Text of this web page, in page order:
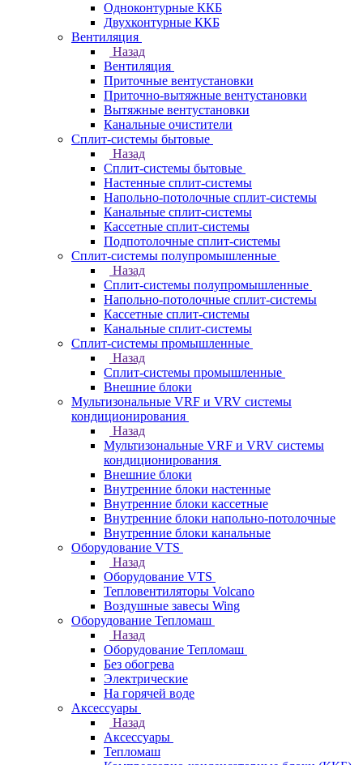
Одноконтурные ККБ
Двухконтурные ККБ
Вентиляция
Назад
Вентиляция
Приточные вентустановки
Приточно-вытяжные вентустановки
Вытяжные вентустановки
Канальные очистители
Сплит-системы бытовые
Назад
Сплит-системы бытовые
Настенные сплит-системы
Напольно-потолочные сплит-системы
Канальные сплит-системы
Кассетные сплит-системы
Подпотолочные сплит-системы
Сплит-системы полупромышленные
Назад
Сплит-системы полупромышленные
Напольно-потолочные сплит-системы
Кассетные сплит-системы
Канальные сплит-системы
Сплит-системы промышленные
Назад
Сплит-системы промышленные
Внешние блоки
Мультизональные VRF и VRV системы
кондиционирования
Назад
Мультизональные VRF и VRV системы
кондиционирования
Внешние блоки
Внутренние блоки настенные
Внутренние блоки кассетные
Внутренние блоки напольно-потолочные
Внутренние блоки канальные
Оборудование VTS
Назад
Оборудование VTS
Тепловентиляторы Volcano
Воздушные завесы Wing
Оборудование Тепломаш
Назад
Оборудование Тепломаш
Без обогрева
Электрические
На горячей воде
Аксессуары
Назад
Аксессуары
Тепломаш